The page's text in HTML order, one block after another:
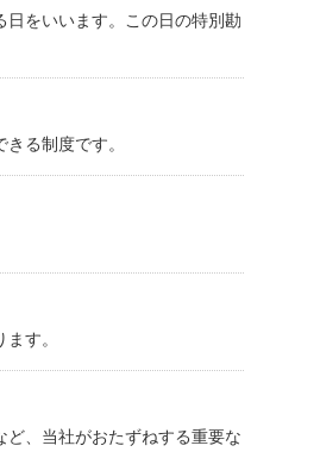
をいいます。この日の特別勘
る制度です。
す。
、当社がおたずねする重要な